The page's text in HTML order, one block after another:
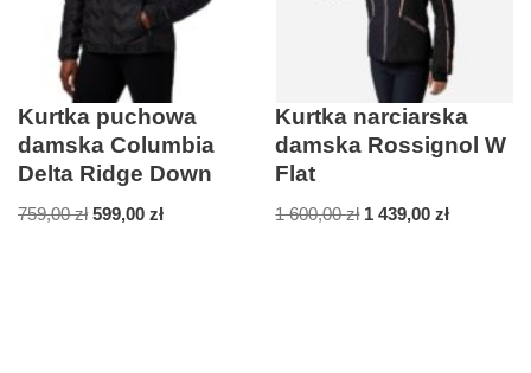
Kurtka puchowa
damska Columbia
Delta Ridge Down
759,00zł 599,00 zł
Kurtka narciarska
damska Rossignol W
Flat
1 600,00zł 1 439,00zł